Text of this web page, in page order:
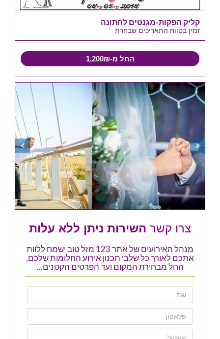
קליק הפקות-מגנטים לחתונה
זמין בטווח התאריכים שבחרת
החל מ-1,200₪
צרו קשר השירות ניתן ללא עלות
מנהל האירועים של אתר 123 מזל טוב ישמח ללוות
אתכם לאורך כל שלבי תכנון אירוע החלומות שלכם,
החל מבחירת המקום ועד הפרטים הקטנים...